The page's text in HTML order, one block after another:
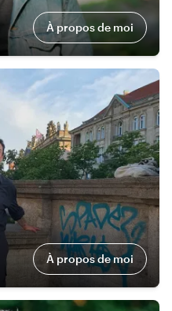
À propos de moi
À propos de moi